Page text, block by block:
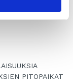
PITOPAIKAT